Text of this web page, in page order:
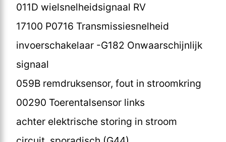
011D wielsnelheidsignaal RV
17100 P0716 Transmissiesnelheid
invoerschakelaar -G182 Onwaarschijnlijk
signaal
059B remdruksensor, fout in stroomkring
00290 Toerentalsensor links
achter elektrische storing in stroom